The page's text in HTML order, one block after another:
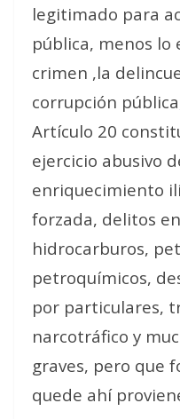
legitimado para
pública, menos lo
crimen ,la
corrupción
Artículo 20
ejercicio abusivo
enriquecimiento
forzada, delitos
hidrocarburos,
petroquímicos,
por particulares,
narcotráfico y
graves, pero que
quede ahí